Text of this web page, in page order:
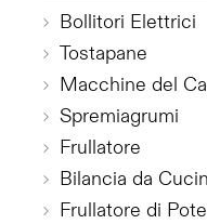
Bollitori Elettrici
Tostapane
Macchine del
Spremiagrumi
Frullatore
Bilancia da
Frullatore di